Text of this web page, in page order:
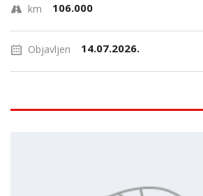
km 106.000
Objavljen 14.07.2026.